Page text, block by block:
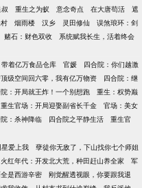
重生之为蚁 意念奇点 在大唐苟活
遮
烟雨楼 汉乡 灵田修仙
误煞琅环：剑
赌石：财色双收
系统赋我长生，活着终会
带着亿万食品仓库 官媛
四合院：你们越激
级空间回六零，我有亿万物资
四合院：继
：开局就王炸！一个别想跑
重生：权势巅
重生官场：开局迎娶副省长千金
官场：美女
：杀神降临 四合院之平静生活
重生官
爱上我
孽徒你无敌了，下山找你七个师姐
火红年代：开发北大荒，种田赶山养全家
军
是西游辛密
刚觉醒透视眼，你要跟我退